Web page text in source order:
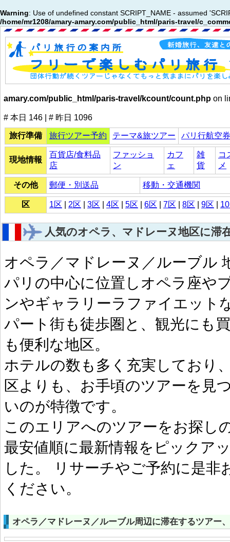
Warning: Use of undefined constant SCRIPT_NAME - assumed
/home/mr1208/amary-amary.com/public_html/paris-travel/
amary.com/public_html/paris-travel/kcount/count.php on
# 本日 146 | # 昨日 1096
旅行準備 旅行ツアー予約 テーマ&旅ツアー パリ行航空券
現地情報
百貨店/食料品
店
ファッショ
ン
カフ
ェ
雑
貨
コ
メ
その他 郵便・別送品 移動・交通機関
区 1区 2区 3区 4区 5区 6区 7区 8区 9区
人気のオペラ、マドレーヌ地区に滞
オペラ／マドレーヌ／ルーブル
パリの中心に位置しオペラ座や
ンやギャラリーラファイエット
パート街も徒歩圏と、観光にも
も便利な地区。
ホテルの数も多く充実しており
区よりも、お手頃のツアーを見
いのが特徴です。
このエリアへのツアーをお探し
最安値順に最新情報をピックア
した。 リサーチやご予約に是非
ください。
オペラ／マドレーヌ／ルーブル周辺に滞在するツアー